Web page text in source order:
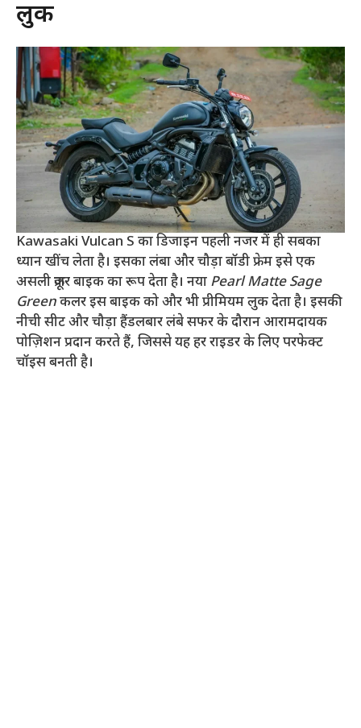
लुक
Kawasaki Vulcan S का डिजाइन पहली नजर में ही सबका
ध्यान खींच लेता है। इसका लंबा और चौड़ा बॉडी फ्रेम इसे एक
असली क्रूजर बाइक का रूप देता है। नया Pearl Matte Sage
Greenकलर इस बाइक को और भी प्रीमियम लुक देता है। इसकी
नीची सीट और चौड़ा हैंडलबार लंबे सफर के दौरान आरामदायक
पोज़िशन प्रदान करते हैं, जिससे यह हर राइडर के लिए परफेक्ट
चॉइस बनती है।